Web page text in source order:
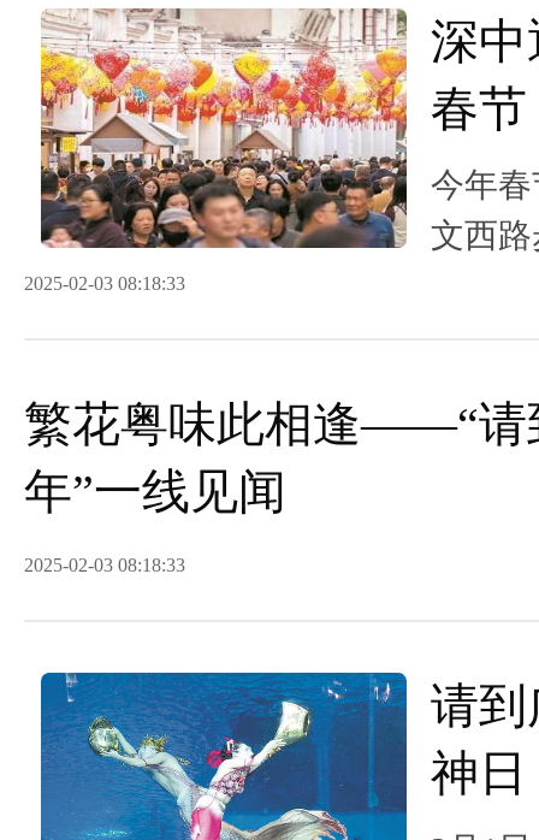
深中
春
气
今年
文西
2025-02-03 08:18:33
繁花粤味此相逢——“请
年”一线见闻
2025-02-03 08:18:33
请到
神日